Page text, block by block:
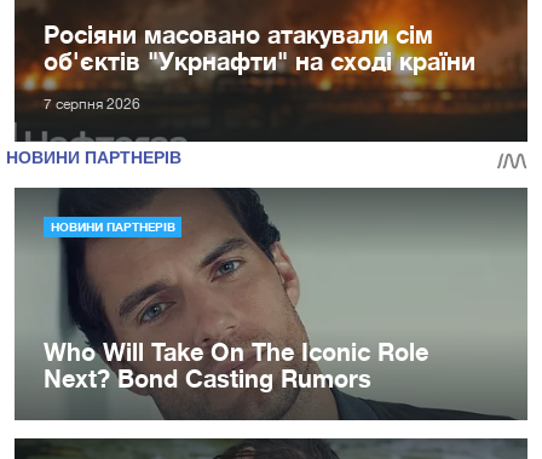
Росіяни масовано атакували сім
об'єктів "Укрнафти" на сході країни
7 серпня 2026